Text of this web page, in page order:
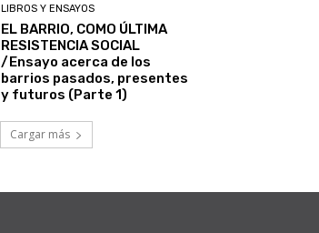
LIBROS Y ENSAYOS
EL BARRIO, COMO ÚLTIMA
RESISTENCIA SOCIAL
/Ensayo acerca de los
barrios pasados, presentes
y futuros (Parte 1)
Cargar más